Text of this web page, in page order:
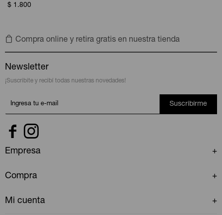
$ 1.800
Compra online y retira gratis en nuestra tienda
Newsletter
¡Suscribite y recibí todas nuestras novedades!
Suscribirme
 
Empresa
Compra
Mi cuenta